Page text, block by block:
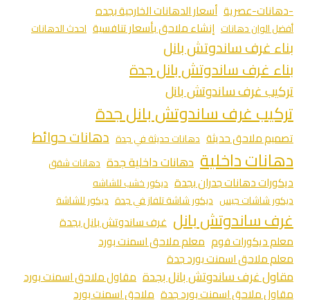
-دهانات-عصرية أسعار الدهانات الخارجية بجده
أفضل الوان دهانات إنشاء ملاحق بأسعار تنافسية احدث الدهانات
بناء غرف ساندوتش بانل
بناء غرف ساندوتش بانل جدة
تركيب غرف ساندوتش بانل
تركيب غرف ساندوتش بانل جدة
تصميم ملاحق حديثة دهانات حديثة في جدة دهانات حوائط
دهانات داخلية دهانات داخلية جدة دهانات شقق
ديكورات دهانات جدران بجدة ديكور خشب للشاشه
ديكور شاشات جبس ديكور شاشة تلفاز في جدة ديكور للشاشة
غرف ساندوتش بانل غرف ساندوتش بانل بجدة
معلم ديكورات فوم معلم ملاحق اسمنت بورد
معلم ملاحق اسمنت بورد جدة
مقاول غرف ساندوتش بانل بجدة مقاول ملاحق اسمنت بورد
مقاول ملاحق اسمنت بورد جدة ملاحق اسمنت بورد